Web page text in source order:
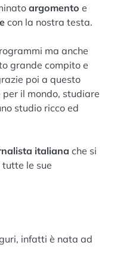
argomento e
con la nostra testa.
ma anche
grande compito e
poi a questo
il mondo, studiare
studio ricco ed
italiana che si
tutte le sue
infatti è nata ad